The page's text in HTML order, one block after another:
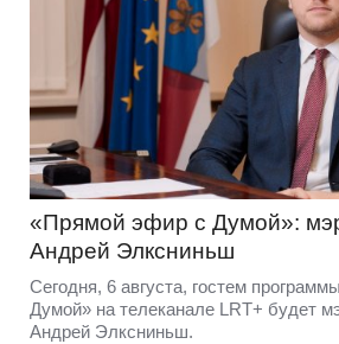
«Прямой эфир с Думой»:
Андрей Элксниньш
Сегодня, 6 августа, гостем
Думой» на телеканале LRT+ будет
Андрей Элксниньш.